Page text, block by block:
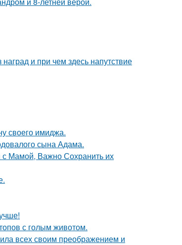
и при чем здесь напутствие
своего имиджа.
сына Адама.
с Мамой, Важно Сохранить их
с голым животом.
всех своим преображением и